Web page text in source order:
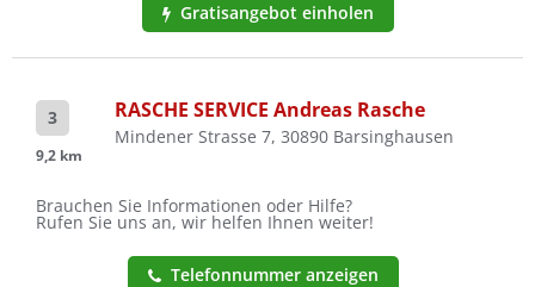
Gratisangebot einholen
3
9,2 km
RASCHE SERVICE Andreas Rasche
Mindener Strasse 7, 30890 Barsinghausen
Brauchen Sie Informationen oder Hilfe?
Rufen Sie uns an, wir helfen Ihnen weiter!
Telefonnummer anzeigen